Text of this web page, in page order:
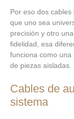
Por eso dos
que uno sea
precisión y otro
fidelidad, esa
funciona como una
de piezas aisladas.
Cables de
sistema